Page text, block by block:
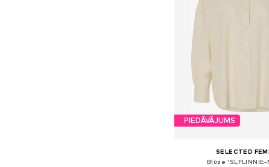
PIEDĀVĀJUMS
SELECTED
Blūze 'SLFLINNIE-